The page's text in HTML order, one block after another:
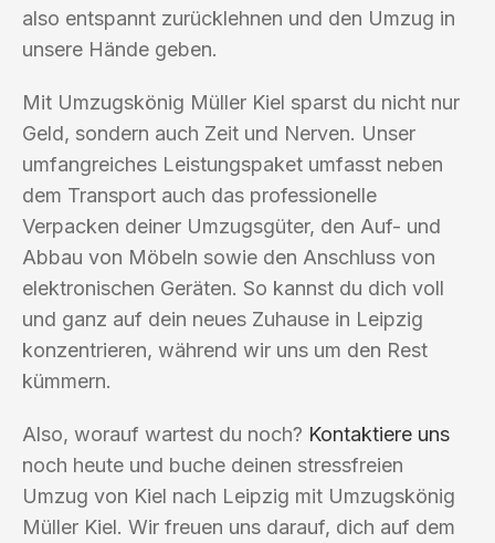
also entspannt zurücklehnen und den Umzug in
unsere Hände geben.
Mit Umzugskönig Müller Kiel sparst du nicht nur
Geld, sondern auch Zeit und Nerven. Unser
umfangreiches Leistungspaket umfasst neben
dem Transport auch das professionelle
Verpacken deiner Umzugsgüter, den Auf- und
Abbau von Möbeln sowie den Anschluss von
elektronischen Geräten. So kannst du dich voll
und ganz auf dein neues Zuhause in Leipzig
konzentrieren, während wir uns um den Rest
kümmern.
Also, worauf wartest du noch? Kontaktiere uns
noch heute und buche deinen stressfreien
Umzug von Kiel nach Leipzig mit Umzugskönig
Müller Kiel. Wir freuen uns darauf, dich auf dem